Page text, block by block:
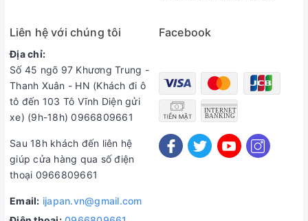
Cơ sở 2: số 17 đường 3/2 - Phường 11 - Quận 10- Hồ Chí
Minh ( 028 6686 3553)
Liên hệ với chúng tôi
Địa chỉ:
Số 45 ngõ 97 Khương Trung -
Thanh Xuân - HN (Khách đi ô
tô đến 103 Tô Vĩnh Diện gửi
xe) (9h-18h) 0966809661
Sau 18h khách đến liên hệ
giúp cửa hàng qua số điện
thoại 0966809661
Email: ijapan.vn@gmail.com
Facebook